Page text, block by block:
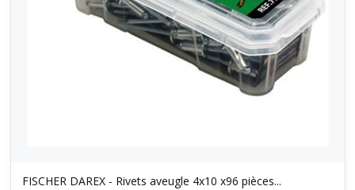
FISCHER DAREX - Rivets aveugle 4x10 x96 pièces...